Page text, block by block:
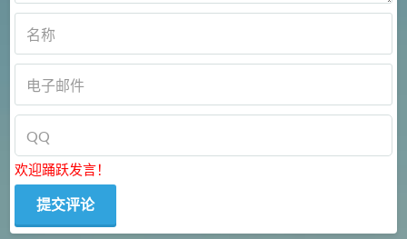
欢迎踊跃发言！